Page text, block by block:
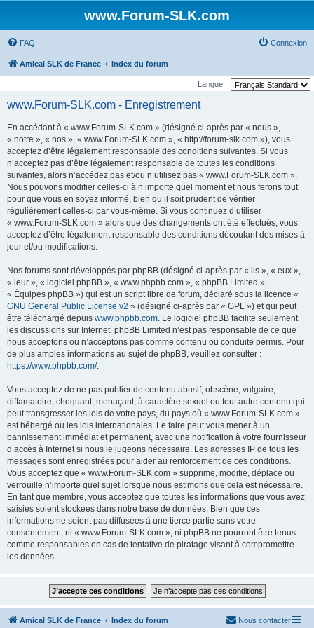
www.Forum-SLK.com
FAQ Connexion
Amical SLK de France Index du forum
Langue :
www.Forum-SLK.com - Enregistrement
En accédant à « www.Forum-SLK.com » (désigné ci-après par « nous »,
« notre », « nos », « www.Forum-SLK.com », « http://forum-slk.com »), vous
acceptez d’être légalement responsable des conditions suivantes. Si vous
n’acceptez pas d’être légalement responsable de toutes les conditions
suivantes, alors n’accédez pas et/ou n’utilisez pas « www.Forum-SLK.com ».
Nous pouvons modifier celles-ci à n’importe quel moment et nous ferons tout
pour que vous en soyez informé, bien qu’il soit prudent de vérifier
régulièrement celles-ci par vous-même. Si vous continuez d’utiliser
« www.Forum-SLK.com » alors que des changements ont été effectués, vous
acceptez d’être légalement responsable des conditions découlant des mises à
jour et/ou modifications.
Nos forums sont développés par phpBB (désigné ci-après par « ils », « eux »,
« leur », « logiciel phpBB », « www.phpbb.com », « phpBB Limited »,
« Équipes phpBB ») qui est un script libre de forum, déclaré sous la licence «
GNU General Public License v2 » (désigné ci-après par « GPL ») et qui peut
être téléchargé depuis www.phpbb.com. Le logiciel phpBB facilite seulement
les discussions sur Internet. phpBB Limited n’est pas responsable de ce que
nous acceptons ou n’acceptons pas comme contenu ou conduite permis. Pour
de plus amples informations au sujet de phpBB, veuillez consulter :
https://www.phpbb.com/.
Vous acceptez de ne pas publier de contenu abusif, obscène, vulgaire,
diffamatoire, choquant, menaçant, à caractère sexuel ou tout autre contenu qui
peut transgresser les lois de votre pays, du pays où « www.Forum-SLK.com »
est hébergé ou les lois internationales. Le faire peut vous mener à un
bannissement immédiat et permanent, avec une notification à votre fournisseur
d’accès à Internet si nous le jugeons nécessaire. Les adresses IP de tous les
messages sont enregistrées pour aider au renforcement de ces conditions.
Vous acceptez que « www.Forum-SLK.com » supprime, modifie, déplace ou
verrouille n’importe quel sujet lorsque nous estimons que cela est nécessaire.
En tant que membre, vous acceptez que toutes les informations que vous avez
saisies soient stockées dans notre base de données. Bien que ces
informations ne soient pas diffusées à une tierce partie sans votre
consentement, ni « www.Forum-SLK.com », ni phpBB ne pourront être tenus
comme responsables en cas de tentative de piratage visant à compromettre
les données.
Amical SLK de France Index du forum Nous contacter